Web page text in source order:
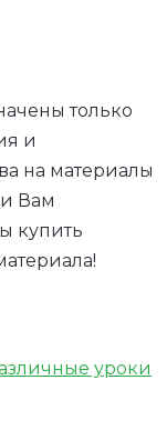
только
и
на материалы
Вам
купить
уроки